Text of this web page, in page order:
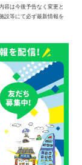
容は今後予告なく変更と
設等にて必ず最新情報を